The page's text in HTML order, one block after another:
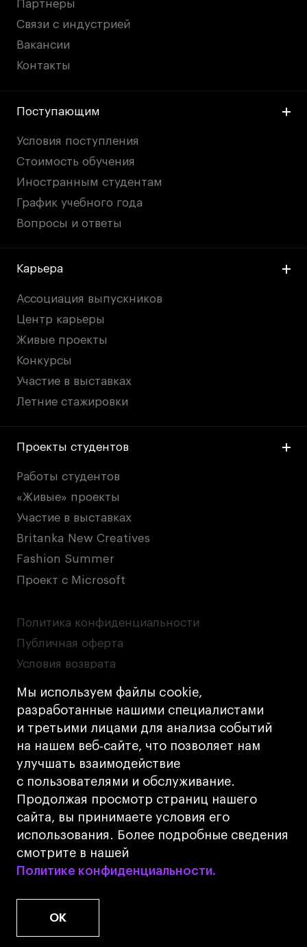
Мы используем файлы cookie,
разработанные нашими специалистами
и третьими лицами для анализа событий
на нашем веб‑сайте, что позволяет нам
улучшать взаимодействие
с пользователями и обслуживание.
Продолжая просмотр страниц нашего
сайта, вы принимаете условия его
использования. Более подробные сведения
смотрите в нашей
Политике конфиденциальности.
Политике конфиденциальности.
OK
Партнеры
Связи с индустрией
Вакансии
Контакты
Поступающим
Условия поступления
Стоимость обучения
Иностранным студентам
График учебного года
Вопросы и ответы
Карьера
Ассоциация выпускников
Центр карьеры
Живые проекты
Конкурсы
Участие в выставках
Летние стажировки
Проекты студентов
Работы студентов
«Живые» проекты
Участие в выставках
Britanka New Creatives
Fashion Summer
Проект с Microsoft
© 2026 БВШД
Политика конфиденциальности
Публичная оферта
Условия возврата
Кредит на образование с господдержкой
Лицензия на осуществление образовательной
деятельности АНО ВО «Универсальный
Университет»
Карта сайта
Дизайн
Разработка